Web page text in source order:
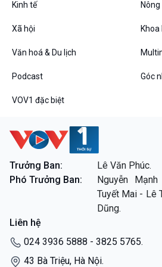
VOV1 đặc biệt
Chân dung cuộc sống
Các chương trình đặc biệt
Kinh tế
Xã hội
Văn hoá & Du lịch
Podcast Góc
VOV1 đặc biệt
Trưởng Ban:
Lê Văn Phúc.
Phó Trưởng Ban:
Nguyễn
Tuyết Mai - Lê
Dũng.
Liên hệ
024 3936 5888 - 3825 5765.
43 Bà Triệu, Hà Nội.